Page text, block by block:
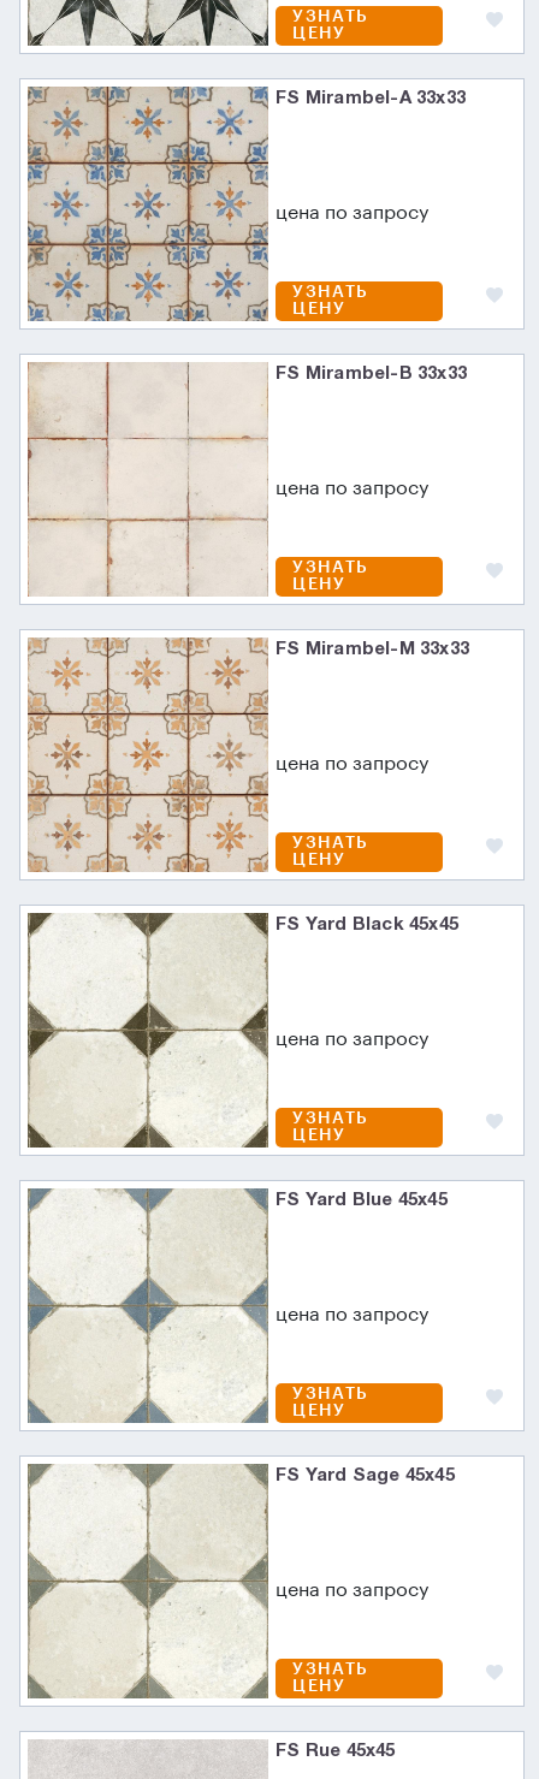
УЗНАТЬ
ЦЕНУ
FS Mirambel-A 33x33
цена по запросу
УЗНАТЬ
ЦЕНУ
FS Mirambel-B 33x33
цена по запросу
УЗНАТЬ
ЦЕНУ
FS Mirambel-M 33x33
цена по запросу
УЗНАТЬ
ЦЕНУ
FS Yard Black 45x45
цена по запросу
УЗНАТЬ
ЦЕНУ
FS Yard Blue 45x45
цена по запросу
УЗНАТЬ
ЦЕНУ
FS Yard Sage 45x45
цена по запросу
УЗНАТЬ
ЦЕНУ
FS Rue 45x45